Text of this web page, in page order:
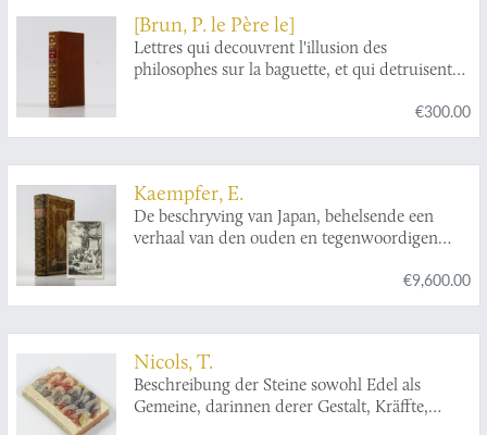
Goldschmiede und Liebhabern der
Edelgersteine zu sonderbahren Gefallen
auffbegehren auß dem Englischen in Teutsch
[Brun, P. le Père le]
Lettres qui decouvrent l'illusion des
philosophes sur la baguette, et qui detruisent
€300.00
Kaempfer, E.
De beschryving van Japan, behelsende een
verhaal van den ouden en tegenwoordigen
€9,600.00
Nicols, T.
Beschreibung der Steine sowohl Edel als
Gemeine, darinnen derer Gestalt, Kräffte,